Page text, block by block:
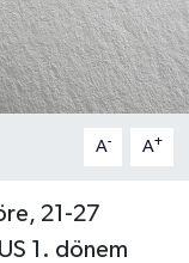
A- A+
21-27
1. dönem